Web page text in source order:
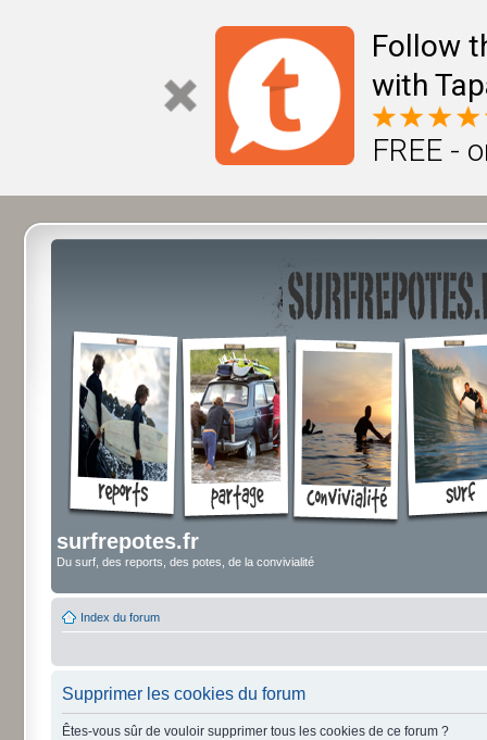
Follow
with
FREE -
surfrepotes.fr
Du surf, des reports, des potes, de la convivialité
Index du forum
Supprimer les cookies du forum
Êtes-vous sûr de vouloir supprimer tous les cookies de ce forum ?